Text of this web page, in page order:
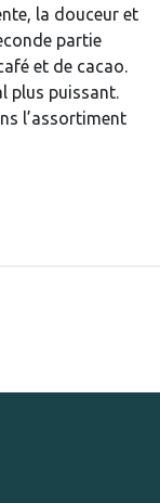
la douceur et
partie
et de cacao.
plus puissant.
l’assortiment